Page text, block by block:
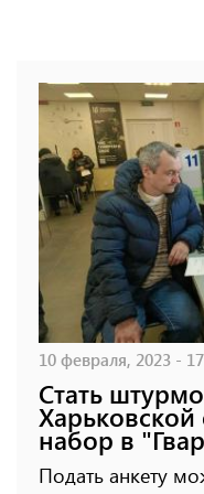
10 февраля, 2023 -
Стать
набор в
Подать анкету